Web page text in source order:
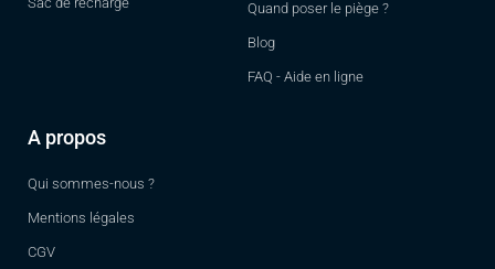
Quand poser le piège ?
Blog
FAQ - Aide en ligne
A propos
Qui sommes-nous ?
Mentions légales
CGV